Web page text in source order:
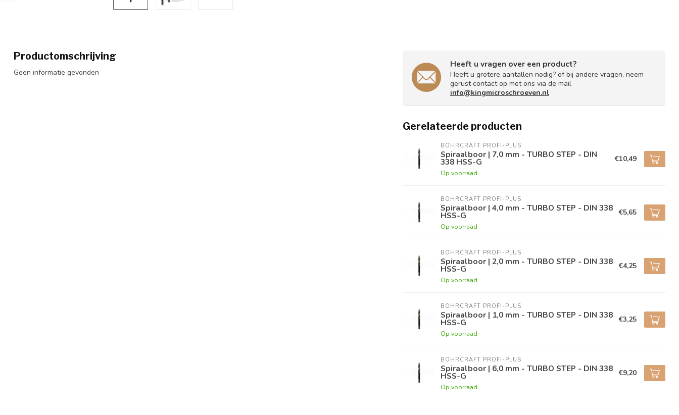
Productomschrijving
Geen informatie gevonden
Heeft u vragen over een product?
Heeft u grotere aantallen nodig? of bij andere vragen, neem
gerust contact op met ons via de mail
info@kingmicroschroeven.nl
Gerelateerde producten
BOHRCRAFT PROFI-PLUS
Spiraalboor | 7,0 mm - TURBO STEP - DIN
338 HSS-G
Op voorraad
€10,49
BOHRCRAFT PROFI-PLUS
Spiraalboor | 4,0 mm - TURBO STEP - DIN 338
HSS-G
Op voorraad
€5,65
BOHRCRAFT PROFI-PLUS
Spiraalboor | 2,0 mm - TURBO STEP - DIN 338
HSS-G
Op voorraad
€4,25
BOHRCRAFT PROFI-PLUS
Spiraalboor | 1,0 mm - TURBO STEP - DIN 338
HSS-G
Op voorraad
€3,25
BOHRCRAFT PROFI-PLUS
Spiraalboor | 6,0 mm - TURBO STEP - DIN 338
HSS-G
Op voorraad
€9,20